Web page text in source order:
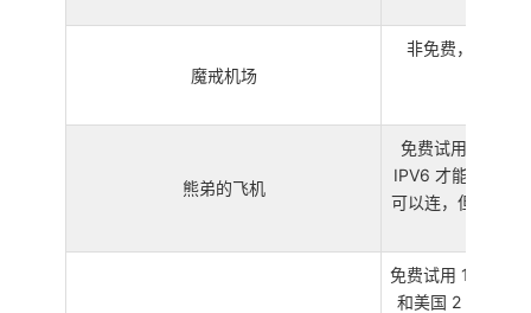
魔戒机场
非免费，按流量
熊弟的飞机
免费试用 1 个月
IPV6 才能用（简
可以连，但大部分
免费试用 1 个月，
和美国 2 个中转